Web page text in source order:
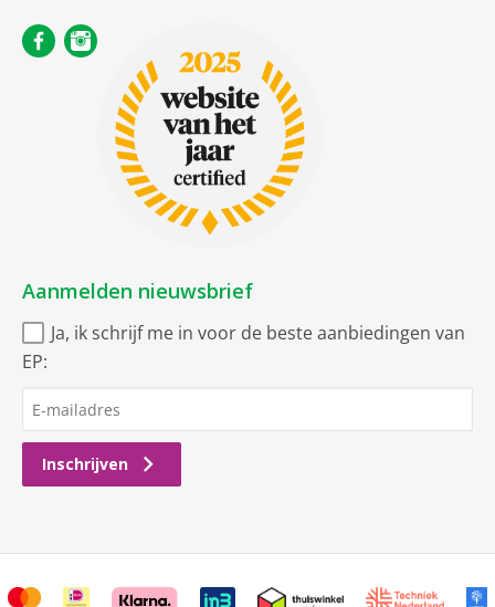
Aanmelden nieuwsbrief
Ja, ik schrijf me in voor de beste aanbiedingen van
EP:
Inschrijven